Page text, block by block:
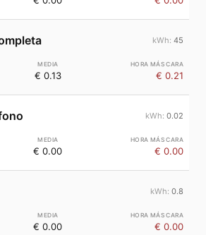
45
€ 0.13 € 0.21
0.02
€ 0.00 € 0.00
0.8
€ 0.00 € 0.00